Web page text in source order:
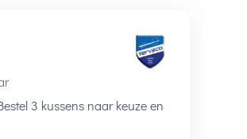
3 kussens naar keuze en